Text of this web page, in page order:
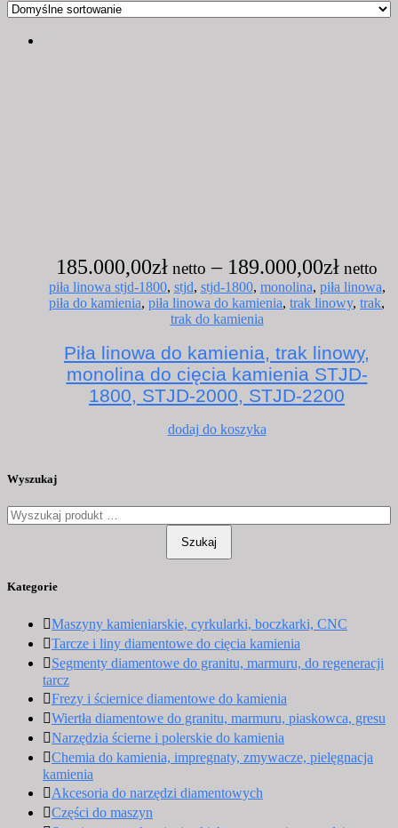
185.000,00zł – 189.000,00zł
od
piła linowa stjd-1800, stjd, stjd-1800, monolina, piła linowa,
piła do kamienia, piła linowa do kamienia, trak linowy, trak,
trak do kamienia
Piła linowa do kamienia, trak linowy,
monolina do cięcia kamienia STJD-
1800, STJD-2000, STJD-2200
dodaj do koszykaTen
Opcje
można
Wyszukaj
Szukaj
Kategorie
Maszyny kamieniarskie, cyrkularki, boczkarki, CNC
Tarcze i liny diamentowe do cięcia kamienia
Segmenty diamentowe do granitu, marmuru, do regeneracji
tarcz
Frezy i ściernice diamentowe do kamienia
Wiertła diamentowe do granitu, marmuru, piaskowca, gresu
Narzędzia ścierne i polerskie do kamienia
Chemia do kamienia, impregnaty, zmywacze, pielęgnacja
kamienia
Akcesoria do narzędzi diamentowych
Części do maszyn